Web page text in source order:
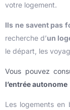
votre logement.
Ils ne savent pas
recherche d’un
le départ, les
Vous pouvez
l’entrée autonome
Les logements en